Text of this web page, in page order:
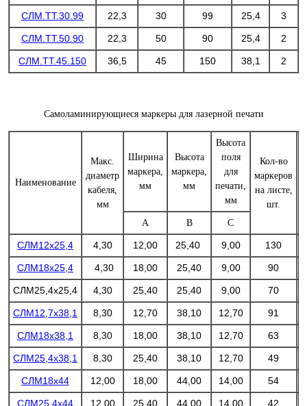
СЛМ.ТТ.30.99 22,3 30 99 25,4 3
СЛМ.ТТ.50.90 22,3 50 90 25,4 2
СЛМ.ТТ.45.150 36,5 45 150 38,1 2
Самоламинирующиеся маркеры для лазерной печати
Наименование
Макс.
диаметр
кабеля,
мм
Ширина
маркера,
мм
Высота
маркера,
мм
Высота
поля
для
печати,
мм
Кол-во
маркеров
на листе,
шт.
А В С
СЛМ12х25,4 4,30 12,00 25,40 9,00 130
СЛМ18х25,4 4,30 18,00 25,40 9,00 90
СЛМ25,4х25,4 4,30 25,40 25,40 9,00 70
СЛМ12,7х38,1 8,30 12,70 38,10 12,70 91
СЛМ18х38,1 8,30 18,00 38,10 12,70 63
СЛМ25,4х38,1 8,30 25,40 38,10 12,70 49
СЛМ18х44 12,00 18,00 44,00 14,00 54
СЛМ25,4х44 12,00 25,40 44,00 14,00 42